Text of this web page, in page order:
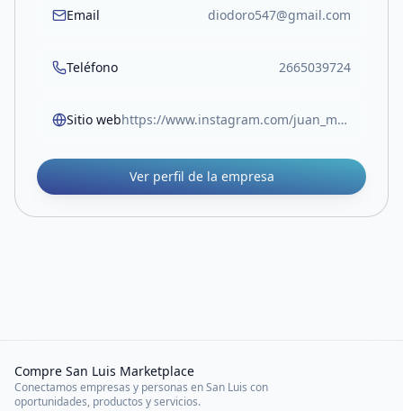
Email diodoro547@gmail.com
Teléfono 2665039724
Sitio web https://www.instagram.com/juan_ma547/
Ver perfil de la empresa
Compre San Luis Marketplace
Conectamos empresas y personas en San Luis con
oportunidades, productos y servicios.